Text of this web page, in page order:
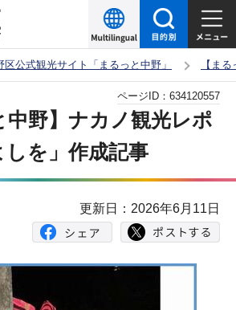
区公式観光サイト「まるっと中野」 【ま
中野】ナカノ観光レポ
しを」作成記事
ページID： 634120557
更新日：2026年6月11日